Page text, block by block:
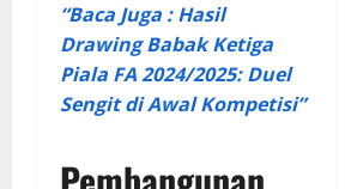
“Baca Juga : Hasil
Drawing Babak Ketiga
Piala FA 2024/2025: Duel
Sengit di Awal Kompetisi”